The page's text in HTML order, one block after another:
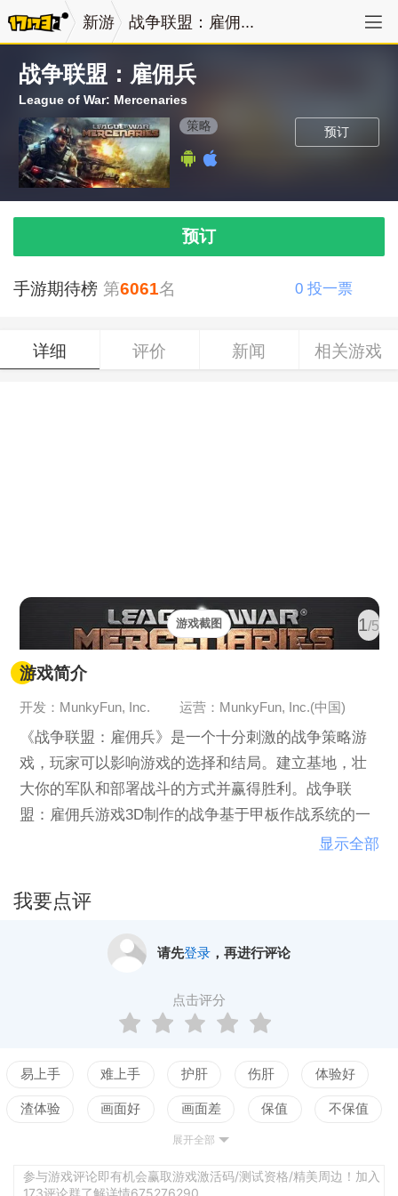
新游 战争联盟：雇佣...
战争联盟：雇佣兵
League of War: Mercenaries
预订
策略
预订
手游期待榜 第6061名 0 投一票
详细 评价 新闻 相关游戏
1/5
游戏截图
游戏简介
开发：MunkyFun, Inc. 运营：MunkyFun, Inc.(中国)
《战争联盟：雇佣兵》是一个十分刺激的战争策略游
戏，玩家可以影响游戏的选择和结局。建立基地，壮
大你的军队和部署战斗的方式并赢得胜利。战争联
盟：雇佣兵游戏3D制作的战争基于甲板作战系统的一
个独特的混合拉锯战，给你一个精彩的战术战争策略
个任务，享受战利品与其他佣兵竞争！
显示全部
我要点评
请先登录，再进行评论
点击评分
易上手 难上手 护肝 伤肝 体验好
渣体验 画面好 画面差 保值 不保值
测试
展开全部
参与游戏评论即有机会赢取游戏激活码/测试资格/精美周边！加入